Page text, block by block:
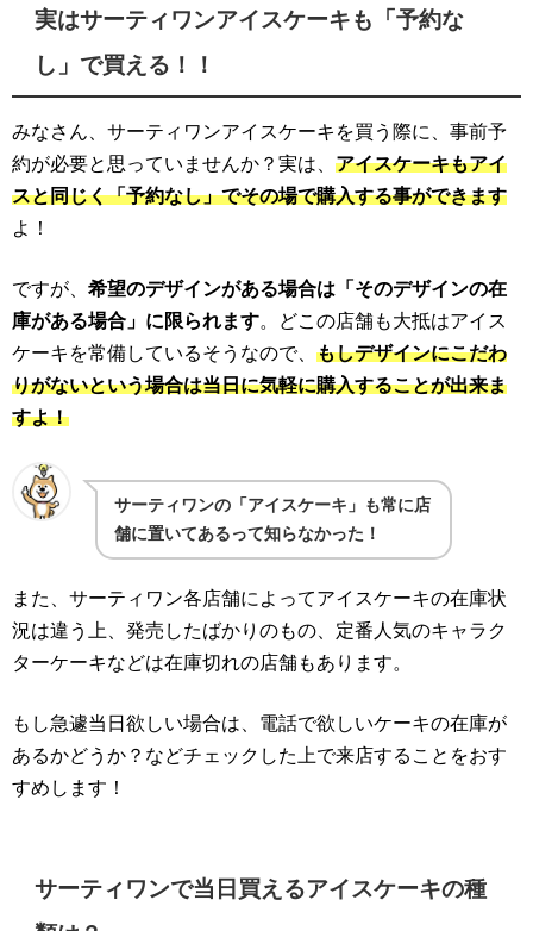
実はサーティワンアイスケーキも「予約な
し」で買える！！
みなさん、サーティワンアイスケーキを買う際に、事前予
約が必要と思っていませんか？実は、 アイスケーキもアイ
スと同じく「予約なし」でその場で購入する事ができます
よ！
ですが、 希望のデザインがある場合は「そのデザインの在
庫がある場合」に限られます。どこの店舗も大抵はアイス
ケーキを常備しているそうなので、 もしデザインにこだわ
りがないという場合は当日に気軽に購入することが出来ま
すよ！
サーティワンの「アイスケーキ」も常に店
舗に置いてあるって知らなかった！
また、サーティワン各店舗によってアイスケーキの在庫状
況は違う上、発売したばかりのもの、定番人気のキャラク
ターケーキなどは在庫切れの店舗もあります。
もし急遽当日欲しい場合は、電話で欲しいケーキの在庫が
あるかどうか？などチェックした上で来店することをおす
すめします！
サーティワンで当日買えるアイスケーキの種